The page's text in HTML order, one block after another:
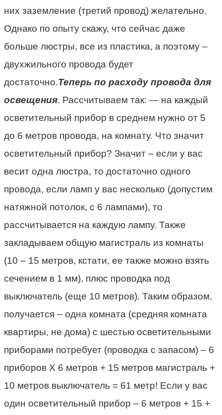
них заземление (третий провод) желательно.
Однако по опыту скажу, что сейчас даже
больше люстры, все из пластика, а поэтому –
двухжильного провода будет
достаточно.Теперь по расходу провода для
освещения. Рассчитываем так: — на каждый
осветительный прибор в среднем нужно от 5
до 6 метров провода, на комнату. Что значит
осветительный прибор? Значит – если у вас
весит одна люстра, то достаточно одного
провода, если ламп у вас несколько (допустим
натяжной потолок, с 6 лампами), то
рассчитывается на каждую лампу. Также
закладываем общую магистраль из комнаты
(10 – 15 метров, кстати, ее также можно взять
сечением в 1 мм), плюс проводка под
выключатель (еще 10 метров). Таким образом,
получается – одна комната (средняя комната
квартиры, не дома) с шестью осветительными
приборами потребует (проводка с запасом) – 6
приборов Х 6 метров + 15 метров магистраль +
10 метров выключатель = 61 метр! Если у вас
один осветительный прибор – 6 метров + 15 +